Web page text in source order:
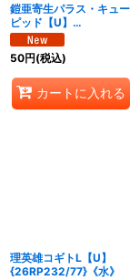
鎧亜寄生パラス・キュー
ピッド【U】
{26RP229/77}《光》
50円(税込)
カートに入れる
理英雄コギトL【U】
{26RP232/77}《水》